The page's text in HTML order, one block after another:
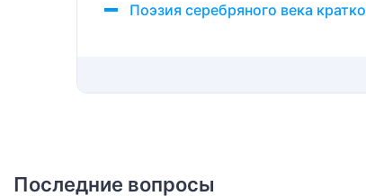
Поэзия серебряного века кратко
Последние вопросы